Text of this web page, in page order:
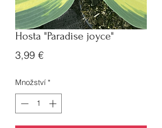
Hosta "Paradise joyce"
3,99 €Cena
Množství *